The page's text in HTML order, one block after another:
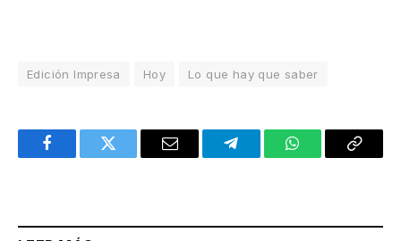
Edición Impresa Hoy Lo que hay que saber
FacebookTwitter Email TelegramWhatsAppCopy